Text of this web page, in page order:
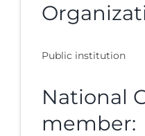
Public institution
National
member: